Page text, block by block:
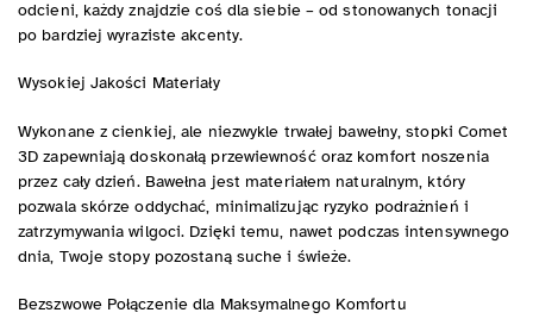
odcieni, każdy znajdzie coś dla siebie – od stonowanych tonacji
po bardziej wyraziste akcenty.
Wysokiej Jakości Materiały
Wykonane z cienkiej, ale niezwykle trwałej bawełny, stopki Comet
3D zapewniają doskonałą przewiewność oraz komfort noszenia
przez cały dzień. Bawełna jest materiałem naturalnym, który
pozwala skórze oddychać, minimalizując ryzyko podrażnień i
zatrzymywania wilgoci. Dzięki temu, nawet podczas intensywnego
dnia, Twoje stopy pozostaną suche i świeże.
Bezszwowe Połączenie dla Maksymalnego Komfortu